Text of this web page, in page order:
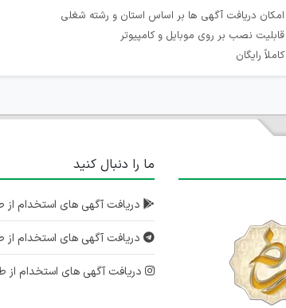
امکان دریافت آگهی ها بر اساس استان و رشته شغلی
قابلیت نصب بر روی موبایل و کامپیوتر
کاملاً رایگان
ما را دنبال کنید
دریافت آگهی های استخدام از
دریافت آگهی های استخدام از
دریافت آگهی های استخدام از